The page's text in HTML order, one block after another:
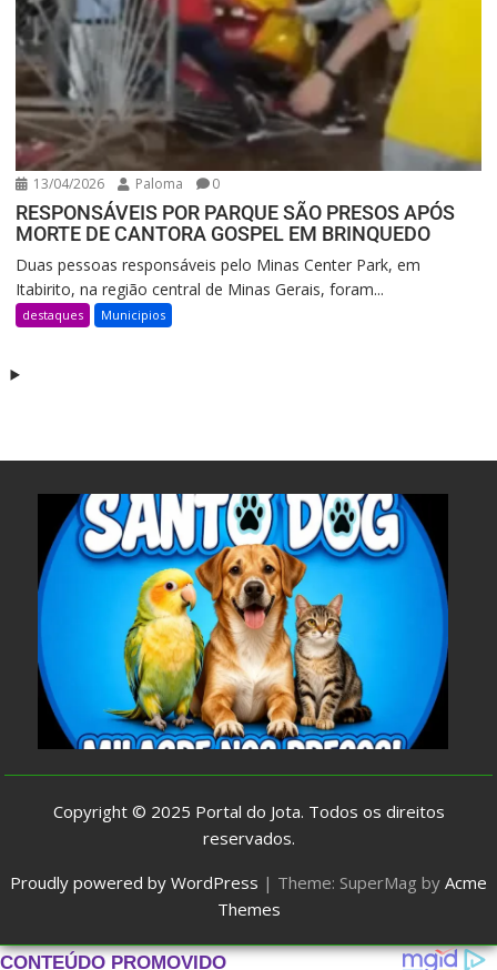
13/04/2026 Paloma 0
RESPONSÁVEIS POR PARQUE SÃO PRESOS APÓS
MORTE DE CANTORA GOSPEL EM BRINQUEDO
Duas pessoas responsáveis pelo Minas Center Park, em
Itabirito, na região central de Minas Gerais, foram...
destaques Municipios
Copyright © 2025 Portal do Jota. Todos os direitos
reservados.
Proudly powered by WordPress | Theme: SuperMag by Acme
Themes